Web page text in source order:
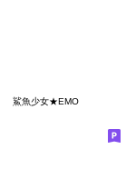
鯊魚少女★EMO